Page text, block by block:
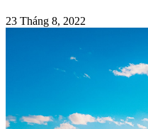
23 Tháng 8, 2022